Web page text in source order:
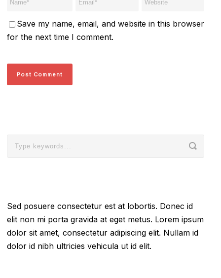
Save my name, email, and website in this browser
for the next time I comment.
Sed posuere consectetur est at lobortis. Donec id
elit non mi porta gravida at eget metus. Lorem ipsum
dolor sit amet, consectetur adipiscing elit. Nullam id
dolor id nibh ultricies vehicula ut id elit.